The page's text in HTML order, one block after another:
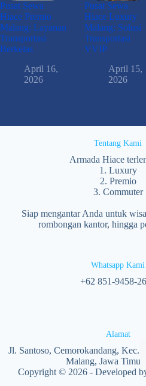
Pusat Sewa
Hiace Premio
Malang: Layanan
Transportasi
Berkelas
April 16,
2026
Pusat Sewa
Hiace Luxury
Malang: Solusi
Transportasi
VVIP
April 15,
2026
Tentang Kami
Armada Hiace
1. Luxury
2. Premio
3. Commuter
Siap mengantar Anda untuk
rombongan kantor, hingga
Whatsapp Kami
‪+62
Alamat
Jl. Santoso, Cemorokandang, Kec.
Malang, Jawa Timur
Copyright © 2026 - Developed